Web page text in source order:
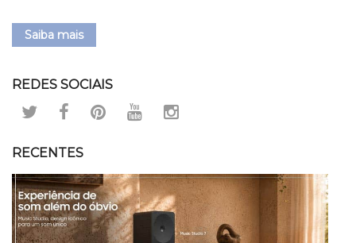
Saiba mais
REDES SOCIAIS
RECENTES